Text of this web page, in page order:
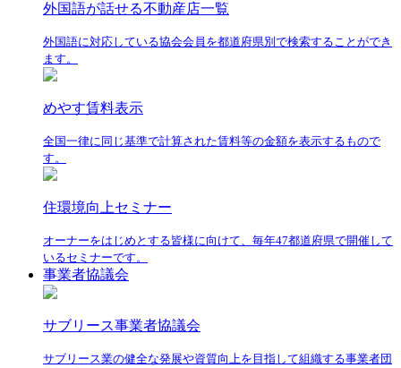
外国語が話せる不動産店一覧
外国語に対応している協会会員を都道府県別で検索することができ
ます。
めやす賃料表示
全国一律に同じ基準で計算された賃料等の金額を表示するもので
す。
住環境向上セミナー
オーナーをはじめとする皆様に向けて、毎年47都道府県で開催して
いるセミナーです。
事業者協議会
サブリース事業者協議会
サブリース業の健全な発展や資質向上を目指して組織する事業者団